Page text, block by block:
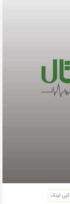
کپی لینک